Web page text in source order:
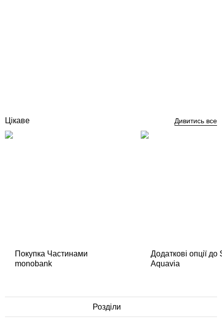
Цікаве Дивитись все
Покупка Частинами
monobank
Додаткові опції
Aquavia
Розділи